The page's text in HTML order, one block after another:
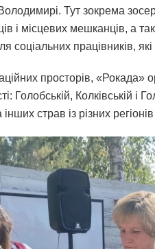
Тут зокрема
і місцевих мешканців, а
соціальних працівників,
просторів, «Рокада»
Голобській, Колківській і
страв із різних